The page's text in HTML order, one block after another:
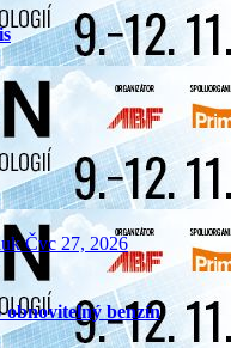
Čvc 27, 2026
benzín